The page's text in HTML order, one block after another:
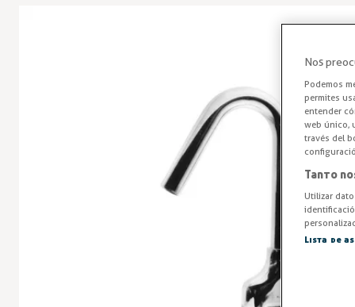
Nos
Podemos
permites
entender
web único,
través del
Tanto
Utilizar
Lista de